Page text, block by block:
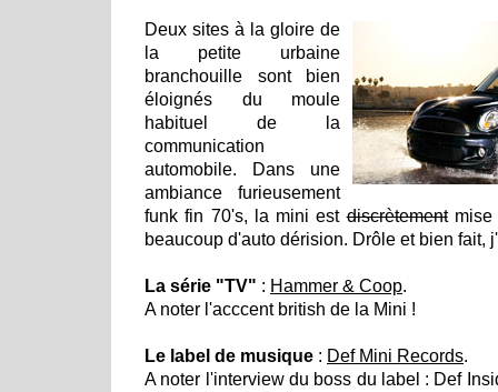
Deux sites à la gloire de
la petite urbaine
branchouille sont bien
éloignés du moule
habituel de la
communication
automobile. Dans une
ambiance furieusement
funk fin 70's, la mini estdiscrètementmise
beaucoup d'auto dérision. Drôle et bien fait,
La série "TV" : Hammer & Coop.
A noter l'acccent british de la Mini !
Le label de musique : Def Mini Records.
A noter l'interview du boss du label : Def